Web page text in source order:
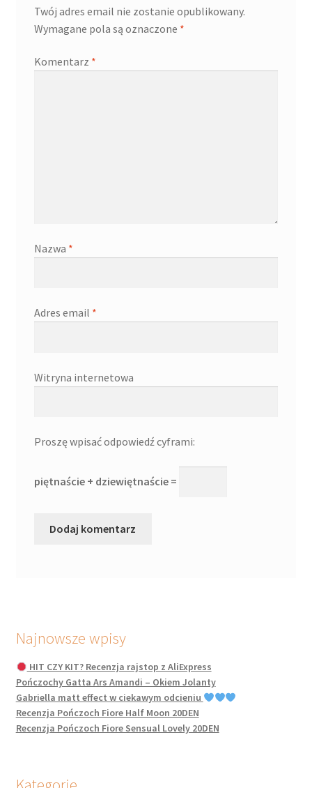
Twój adres email nie zostanie opublikowany.
Wymagane pola są oznaczone *
Komentarz *
Nazwa *
Adres email *
Witryna internetowa
Proszę wpisać odpowiedź cyframi:
piętnaście + dziewiętnaście =
Najnowsze wpisy
HIT CZY KIT? Recenzja rajstop z AliExpress
Pończochy Gatta Ars Amandi – Okiem Jolanty
Gabriella matt effect w ciekawym odcieniu
Recenzja Pończoch Fiore Half Moon 20DEN
Recenzja Pończoch Fiore Sensual Lovely 20DEN